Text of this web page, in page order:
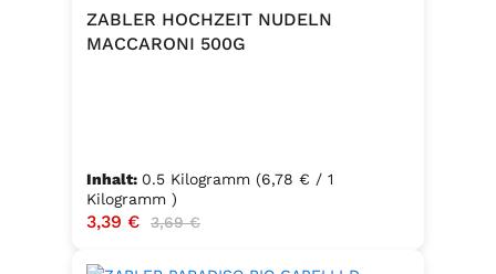
ZABLER HOCHZEIT NUDELN
MACCARONI 500G
Inhalt: 0.5 Kilogramm (6,78 € / 1
Kilogramm )
Verkaufspreis:
3,39 € Regulärer Preis:
3,69 €